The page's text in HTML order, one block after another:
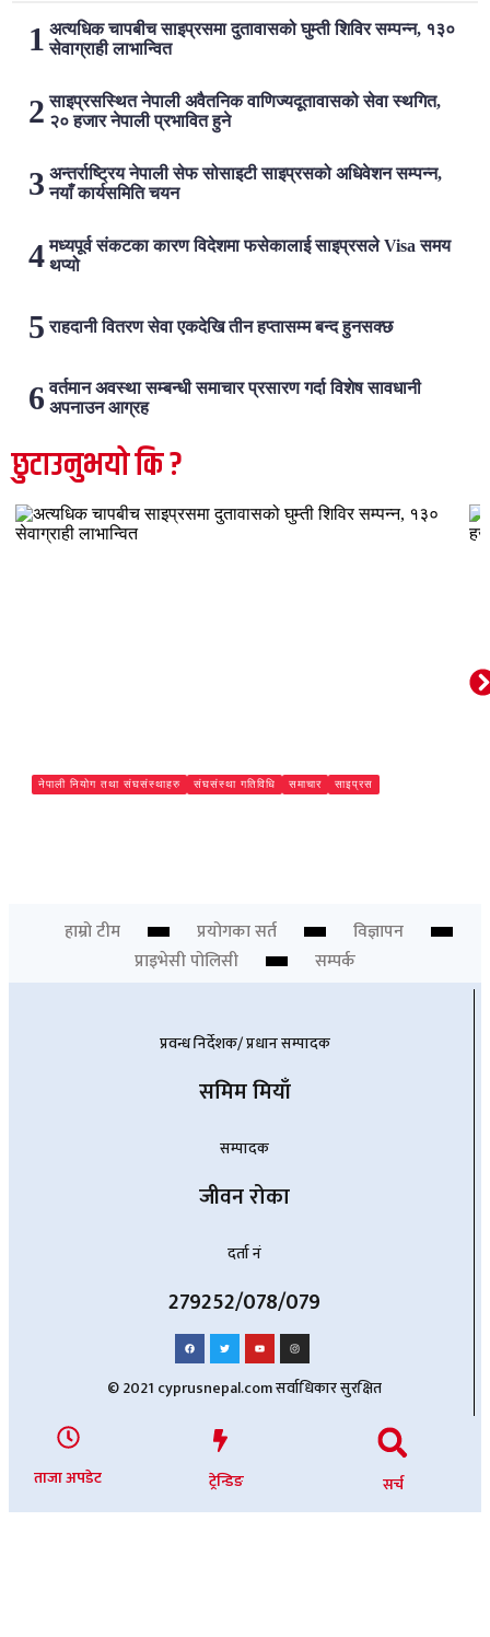
अत्यधिक चापबीच साइप्रसमा दुतावासको घुम्ती शिविर सम्पन्न, १३०
सेवाग्राही लाभान्वित
साइप्रसस्थित नेपाली अवैतनिक वाणिज्यदूतावासको सेवा स्थगित,
२० हजार नेपाली प्रभावित हुने
अन्तर्राष्ट्रिय नेपाली सेफ सोसाइटी साइप्रसको अधिवेशन सम्पन्न,
नयाँ कार्यसमिति चयन
मध्यपूर्व संकटका कारण विदेशमा फसेकालाई साइप्रसले Visa समय
थप्यो
राहदानी वितरण सेवा एकदेखि तीन हप्तासम्म बन्द हुनसक्छ
वर्तमान अवस्था सम्बन्धी समाचार प्रसारण गर्दा विशेष सावधानी
अपनाउन आग्रह
छुटाउनुभयो कि ?
नेपाली नियोग तथा संघसंस्थाहरु संघसंस्था गतिविधि समाचार साइप्रस
हाम्रो टीम प्रयोगका सर्त
विज्ञापन
प्राइभेसी पोलिसी
सम्पर्क
प्रवन्ध निर्देशक/ प्रधान सम्पादक
समिम मियाँ
सम्पादक
जीवन रोका
दर्ता नं
279252/078/079
© 2021 cyprusnepal.com सर्वाधिकार सुरक्षित
ताजा अपडेट ट्रेन्डिङ सर्च